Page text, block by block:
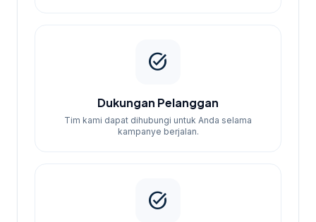
task_alt
Dukungan Pelanggan
Tim kami dapat dihubungi untuk Anda selama
kampanye berjalan.
task_alt